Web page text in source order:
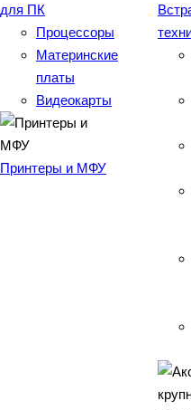
для ПК
Процессоры
Материнские
платы
Видеокарты
Принтеры и МФУ